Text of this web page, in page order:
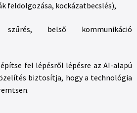
feldolgozása, kockázatbecslés),
belső kommunikáció
fel lépésről lépésre az AI-alapú
biztosítja, hogy a technológia